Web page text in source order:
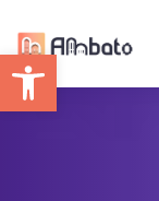
Abrir